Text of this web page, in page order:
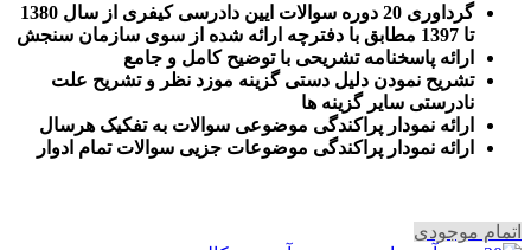
گرداوری 20 دوره سوالات ایین دادرسی کیفری از سال 1380
تا 1397 مطابق با دفترچه ارائه شده از سوی سازمان سنجش
ارائه پاسخنامه تشریحی با توضیح کامل و جامع
تشریح نمودن دلیل دستی گزینه موزد نظر و تشریح علت
نادرستی سایر گزینه ها
ارائه نمودار پراکندگی موضوعی سوالات به تفکیک هرسال
رائه نمودار پراکندگی موضوعات جزیی سوالات تمام ادوار
اتمام موجودی